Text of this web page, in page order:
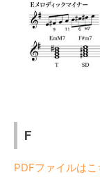
F
PDFファイルはこ